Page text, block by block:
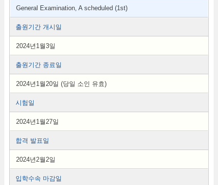
General Examination, A scheduled (1st)
출원기간 개시일
2024년1월3일
출원기간 종료일
2024년1월20일 (당일 소인 유효)
시험일
2024년1월27일
합격 발표일
2024년2월2일
입학수속 마감일